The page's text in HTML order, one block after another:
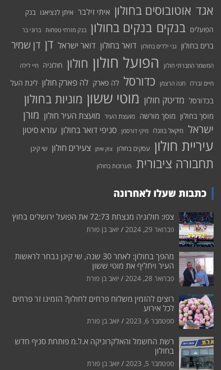
אגד אוטובוסים בחולון איתי זילבר איתן לנציאנו בנק
הפועלים בנקים בנקים בחולון בנק מזרחי טפחות ברוני בר
ברים בחולון גני ילדים בחולון דואר בחולון דואר ישראל דן דן שמיר
המשמר החברתי חולון הפועל חולון חולון חולוניה חיי לילה
חיים זברלו חנה הרצמן כדורסל לה פארק לה פארק חולון ליגת העל
בכדורסל מדיטק חולון מוטי ששון מוניות בחולון
מוסך בחולון מוסך מורשה מועצת העיר מועצת העיר חולון מורן
ישראל מיקאל בוזגלו מיקי דורסמן סניפי דואר בחולון עזרא סיטון
עיריית חולון עסקים בחולון צוק איתן צעירים חולון שי קינן
תחבורה ציבורית תערוכות בחולון
כתבות שעלו לאחרונה
צפו: חולוניה מנצחת 72:73 את הפועל ירושלים בחוץ
פברואר 29, 2024 יואב בן פורת
מהפך בחולון: לאחר 30 שנה, שי קינן נבחר לראשות
העיר ויחליף את מוטי ששון
פברואר 28, 2024 יואב בן פורת
רוצים להזמין משלוח פרחים לחולון? הזמינו זר פרחים
לכל אירוע
ספטמבר 6, 2023 יואב בן פורת
רשת החשמל והאלקרוניקה א.ל.מ פותחת סניף חדש
בחולון
ספטמבר 5, 2023 יואב בן פורת